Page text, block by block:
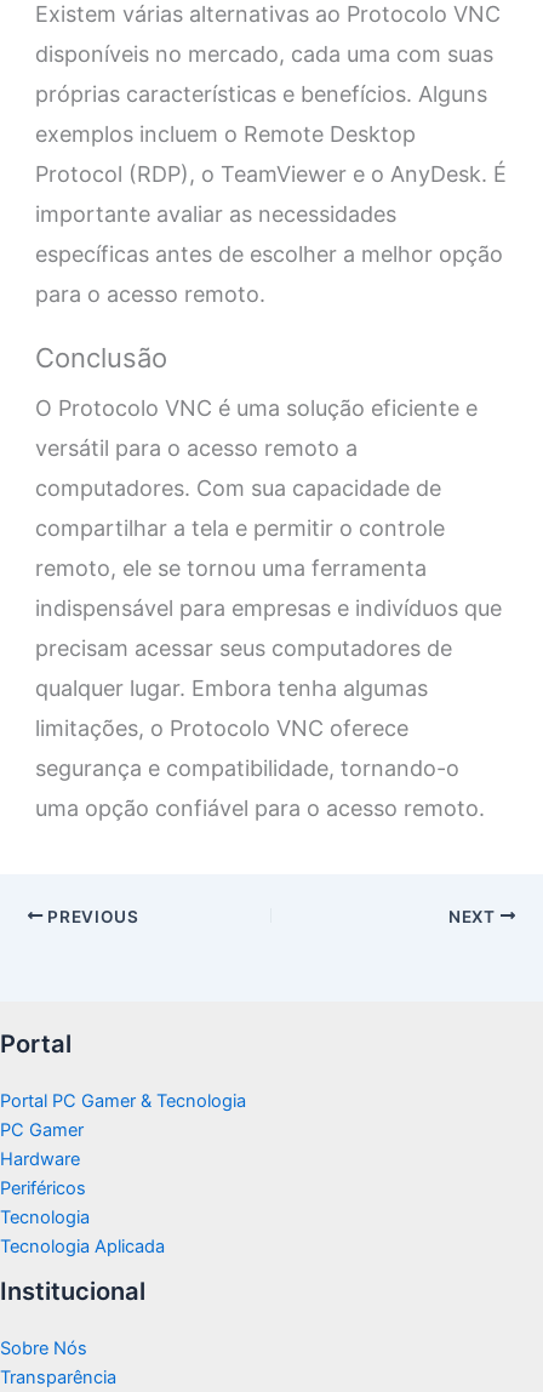
Existem várias alternativas ao Protocolo VNC
disponíveis no mercado, cada uma com suas
próprias características e benefícios. Alguns
exemplos incluem o Remote Desktop
Protocol (RDP), o TeamViewer e o AnyDesk. É
importante avaliar as necessidades
específicas antes de escolher a melhor opção
para o acesso remoto.
Conclusão
O Protocolo VNC é uma solução eficiente e
versátil para o acesso remoto a
computadores. Com sua capacidade de
compartilhar a tela e permitir o controle
remoto, ele se tornou uma ferramenta
indispensável para empresas e indivíduos que
precisam acessar seus computadores de
qualquer lugar. Embora tenha algumas
limitações, o Protocolo VNC oferece
segurança e compatibilidade, tornando-o
uma opção confiável para o acesso remoto.
PREVIOUS NEXT
Portal
Portal PC Gamer & Tecnologia
PC Gamer
Hardware
Periféricos
Tecnologia
Tecnologia Aplicada
Institucional
Sobre Nós
Transparência